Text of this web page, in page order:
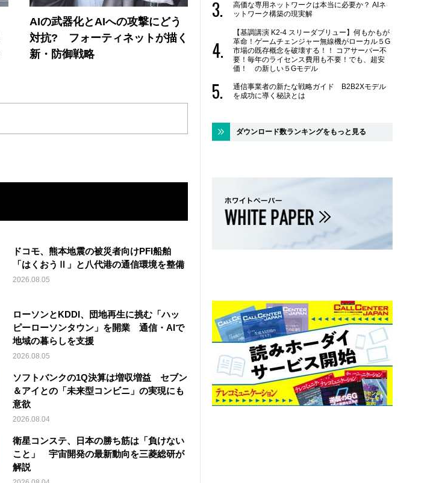
AIの武器化とAIへの攻撃にどう
対抗? フォーティネットが描く
新・防御戦略
ドコモ、熊本地震の被災者向けPFI船舶
「はくおうⅡ」と八代港の通信環境を整備
2026.08.05
ローソンとKDDI、団地再生に挑む「ハッ
ピーローソンタウン」を開業 通信・AIで
地域の暮らしを支援
2026.08.05
ソフトバンクの1Q決算は増収増益 セブン
＆アイとの「未来型コンビニ」の実現にも
意欲
2026.08.04
衛星コンステ、日本の勝ち筋は「負けない
こと」 宇宙開発の最新動向を三菱総研が
解説
高価な専用ネットワークは本当に必要か？ AIネ
ットワーク構築の現実解
【基調講演 K2-4 スリーダブリュー】何もかもが
革命！ゲームチェンジャー無線機がローカル５G
市場の既存概念を破壊する！！ コアサーバー不
要！毎年のライセンス費用も不要！でも、超安
価！ の新しい５Gモデル
通信事業者の新たな戦略ガイド B2B2Xモデル
を成功に導く秘訣とは
ダウンロード数ランキングをもっと見る